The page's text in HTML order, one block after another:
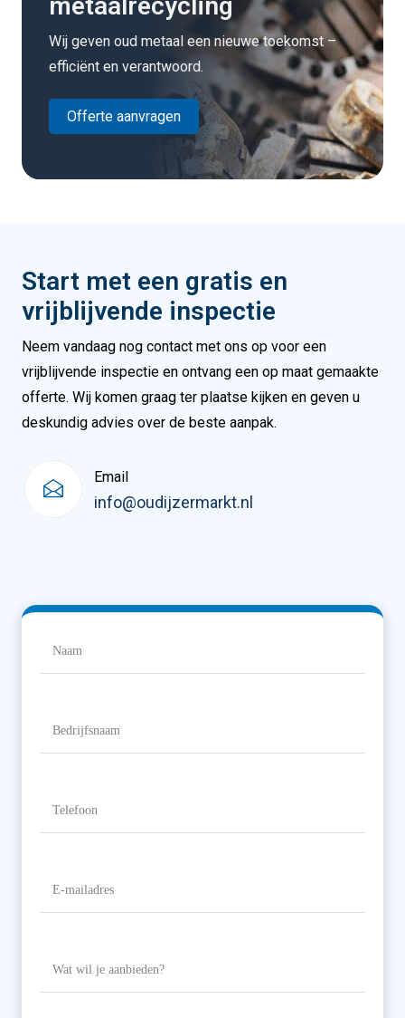
metaalrecycling
Wij geven oud metaal een nieuwe toekomst –
efficiënt en verantwoord.
Offerte aanvragen
Start met een gratis en
vrijblijvende inspectie
Neem vandaag nog contact met ons op voor een
vrijblijvende inspectie en ontvang een op maat gemaakte
offerte. Wij komen graag ter plaatse kijken en geven u
deskundig advies over de beste aanpak.
Email
info@oudijzermarkt.nl
Naam
Bedrijfsnaam
Telefoon
Wat